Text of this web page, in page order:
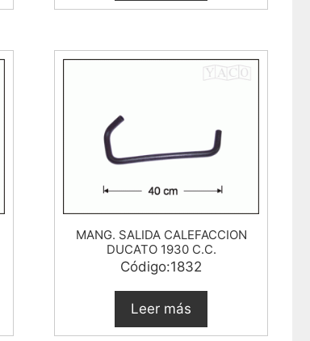
MANG. SALIDA CALEFACCION
DUCATO 1930 C.C.
Código:1832
Leer más